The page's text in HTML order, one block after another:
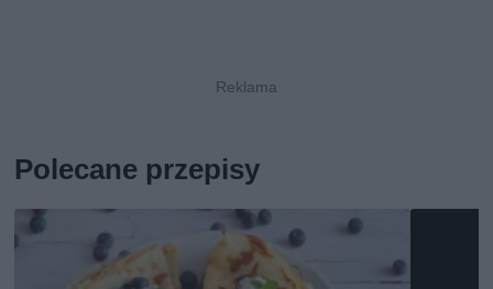
Polecane przepisy